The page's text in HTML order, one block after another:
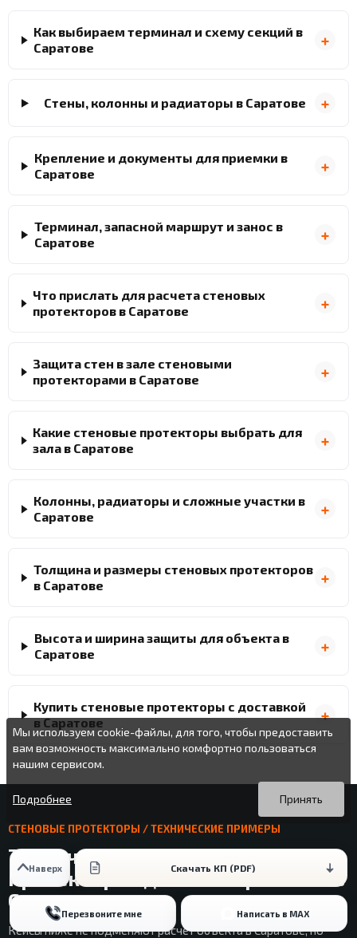
Как выбираем терминал и схему секций в
Саратове
Стены, колонны и радиаторы в Саратове
Крепление и документы для приемки в
Саратове
Терминал, запасной маршрут и занос в
Саратове
Что прислать для расчета стеновых
протекторов в Саратове
Защита стен в зале стеновыми
протекторами в Саратове
Какие стеновые протекторы выбрать для
зала в Саратове
Колонны, радиаторы и сложные участки в
Саратове
Толщина и размеры стеновых протекторов
в Саратове
Высота и ширина защиты для объекта в
Саратове
Купить стеновые протекторы с доставкой
в Саратове
СТЕНОВЫЕ ПРОТЕКТОРЫ / ТЕХНИЧЕСКИЕ ПРИМЕРЫ
Технические примеры стеновых
протекторов для планирования в
Саратове
Кейсы ниже не подменяют расчет объекта в Саратове, но
Наверх Скачать КП (PDF)
Перезвоните мне Написать в MAX
Мы используем cookie-файлы, для того, чтобы предоставить
вам возможность максимально комфортно пользоваться
нашим сервисом.
Вы можете подробнее прочитать о cookie-файлах в открытых
источниках или изменить настройки своего браузера.
Продолжая пользоваться данным сайтом без изменения
настроек вы даете согласие на использование ваших cookie-
Принять
Подробнее